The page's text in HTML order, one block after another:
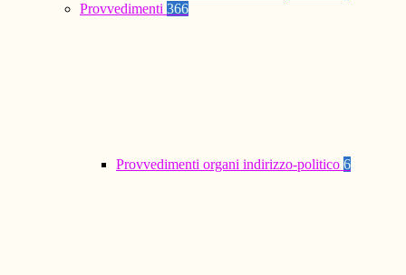
Provvedimenti 366
Provvedimenti organi indirizzo-politico 6